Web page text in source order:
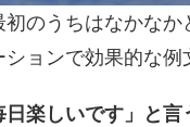
初のうちはなかな
ョンで効果的な例
日楽しいです」と言